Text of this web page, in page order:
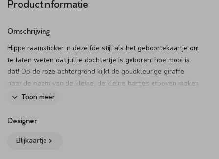
Productinformatie
Omschrijving
Hippe raamsticker in dezelfde stijl als het geboortekaartje om
te laten weten dat jullie dochtertje is geboren, hoe mooi is
dat! Op de roze achtergrond kijkt de goudkleurige giraffe
naar de naam van de kleine, de kleine hartjes erboven maken
het compleet.
Dit product maakt onderdeel uit van
Toon meer
Designer
Blijkaartje